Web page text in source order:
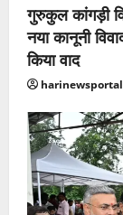
गुरुकुल कांगड़ी
नया कानूनी
किया वाद